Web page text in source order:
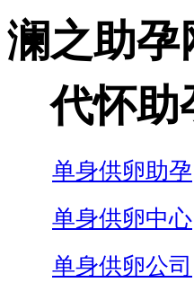
澜之助孕
代怀助
单身供卵助孕
单身供卵中心
单身供卵公司